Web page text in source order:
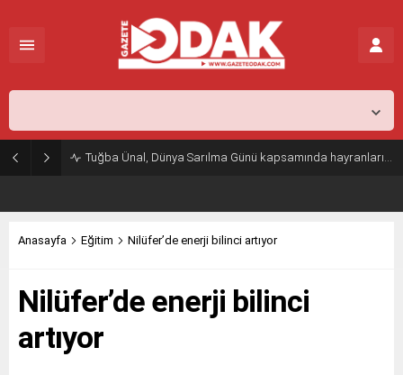
Tuğba Ünal, Dünya Sarılma Günü kapsamında hayranlarıyla buluştu
Anasayfa Eğitim Nilüfer’de enerji bilinci artıyor
Nilüfer’de enerji bilinci
artıyor